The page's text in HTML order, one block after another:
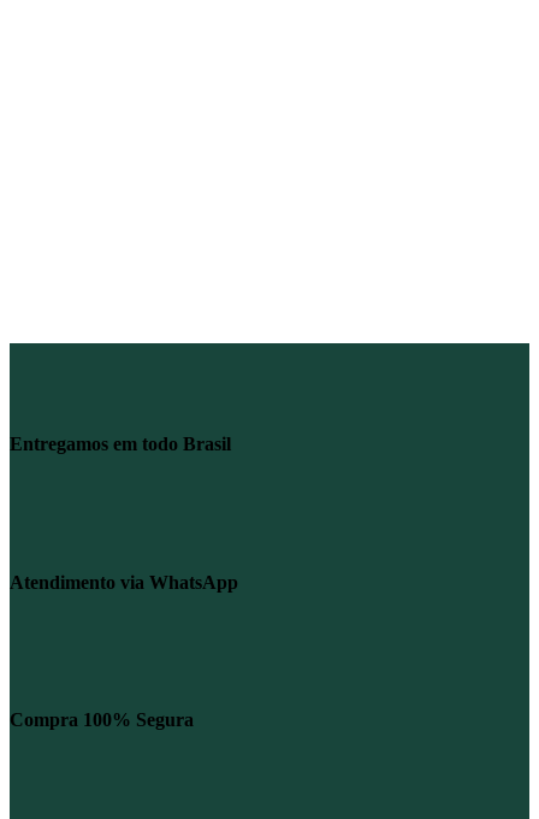
Entregamos em todo Brasil
Atendimento via WhatsApp
Compra 100% Segura